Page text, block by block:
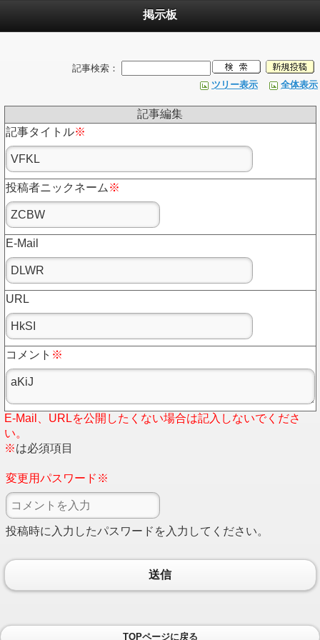
掲示板
記事検索：
ツリー表示
全体表示
記事編集
記事タイトル※
投稿者ニックネーム ※
E-Mail
URL
コメント ※
E-Mail、URLを公開したくない場合は記入しないでくださ
い。
※は必須項目
変更用パスワード※
投稿時に入力したパスワードを入力してください。
送信
TOPページに戻る